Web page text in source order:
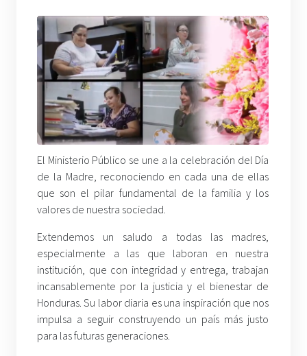
El Ministerio Público se une a la celebración del Día
de la Madre, reconociendo en cada una de ellas
que son el pilar fundamental de la familia y los
valores de nuestra sociedad.
​Extendemos un saludo a todas las madres,
especialmente a las que laboran en nuestra
institución, que con integridad y entrega, trabajan
incansablemente por la justicia y el bienestar de
Honduras. Su labor diaria es una inspiración que nos
impulsa a seguir construyendo un país más justo
para las futuras generaciones.